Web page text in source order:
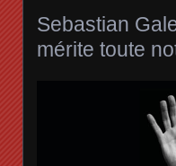
Sebastian
mérite toute